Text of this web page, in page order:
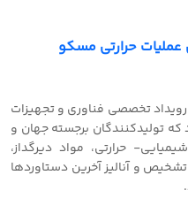
عملیات حرارتی مسکو
رویداد تخصصی فناوری و تجهیزات
تولیدكنندگان برجسته جهان و
حرارتی، مواد دیرگداز،
تشخیص و آنالیز آخرین دستاوردها